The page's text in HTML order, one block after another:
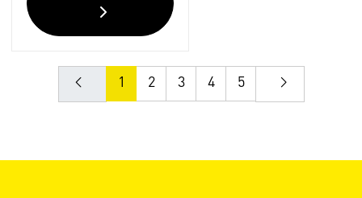
1 2 3 4 5